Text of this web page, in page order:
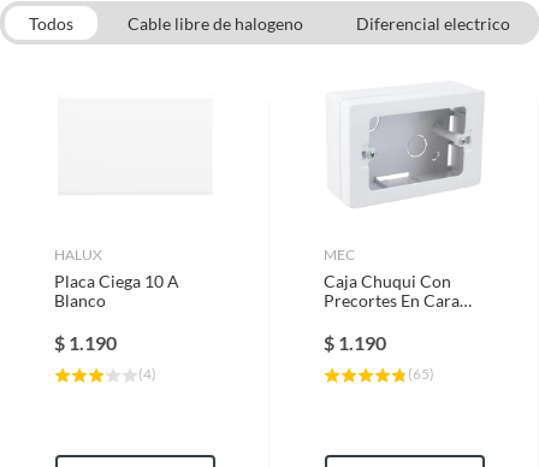
Todos Cable libre de halogeno
Diferencial electrico
Cable NYA
HALUX
Placa Ciega 10 A
Blanco
$ 1.190
(4)
MEC
Caja Chuqui Con
Precortes En Cara
Tuberías Y Canaletas
$ 1.190
(65)